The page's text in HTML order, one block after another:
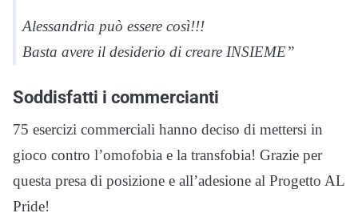
Alessandria può essere così!!!
Basta avere il desiderio di creare INSIEME”
Soddisfatti i commercianti
75 esercizi commerciali hanno deciso di mettersi in
gioco contro l’omofobia e la transfobia! Grazie per
questa presa di posizione e all’adesione al Progetto AL
Pride!